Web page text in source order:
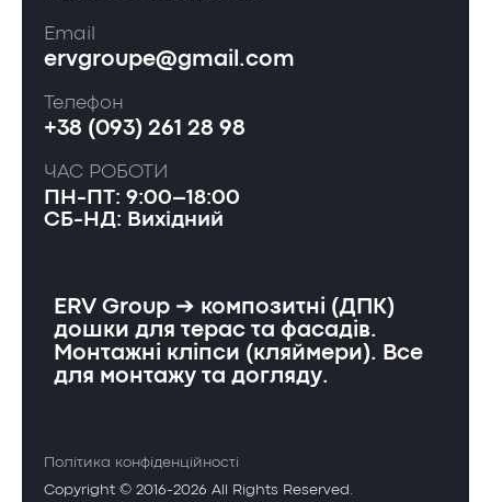
Email
ervgroupe@gmail.com
Телефон
+38 (093) 261 28 98
ЧАС РОБОТИ
ПН-ПТ: 9:00–18:00
СБ-НД: Вихідний
ERV Group ➔ композитні (ДПК)
дошки для терас та фасадів.
Монтажні кліпси (кляймери). Все
для монтажу та догляду.
Політика конфіденційності
Copyright © 2016-2026 All Rights Reserved.